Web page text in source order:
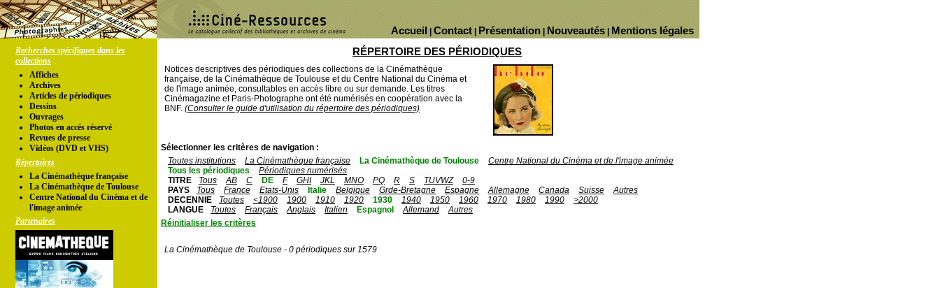
Mentions légales
Nouveautés
Présentation
Contact
Accueil
Recherches spécifiques dans les
collections
Affiches
Archives
Articles de périodiques
Dessins
Ouvrages
Photos en accés réservé
Revues de presse
Vidéos (DVD et VHS)
Répertoires
La Cinémathèque française
La Cinémathèque de Toulouse
Centre National du Cinéma et de
l'image animée
Partenaires
RÉPERTOIRE DES PÉRIODIQUES
Notices descriptives des périodiques des collections de la Cinémathèque
française, de la Cinémathèque de Toulouse et du Centre National du Cinéma et
de l'image animée, consultables en accès libre ou sur demande. Les titres
Cinémagazine et Paris-Photographe ont été numérisés en coopération avec la
BNF. (Consulter le guide d'utilisation du répertoire des périodiques)
Sélectionner les critères de navigation :
Toutes institutions
La Cinémathèque française La Cinémathèque de Toulouse
Centre National du Cinéma et de l'image animée
Tous les périodiques
Périodiques numérisés
TITRE
Tous AB C DE F GHI JKL MNO PQ R S TUVWZ
0-9
PAYS
Tous France Etats-Unis Italie Belgique Grde-Bretagne Espagne Allemagne Canada Suisse
Autres
DECENNIE
Toutes <1900 1900 1910 1920 1930 1940 1950 1960 1970 1980 1990
>2000
LANGUE
Toutes Français Anglais Italien Espagnol Allemand
Autres
Réinitialiser les critères
La Cinémathèque de Toulouse - 0 périodiques sur 1579